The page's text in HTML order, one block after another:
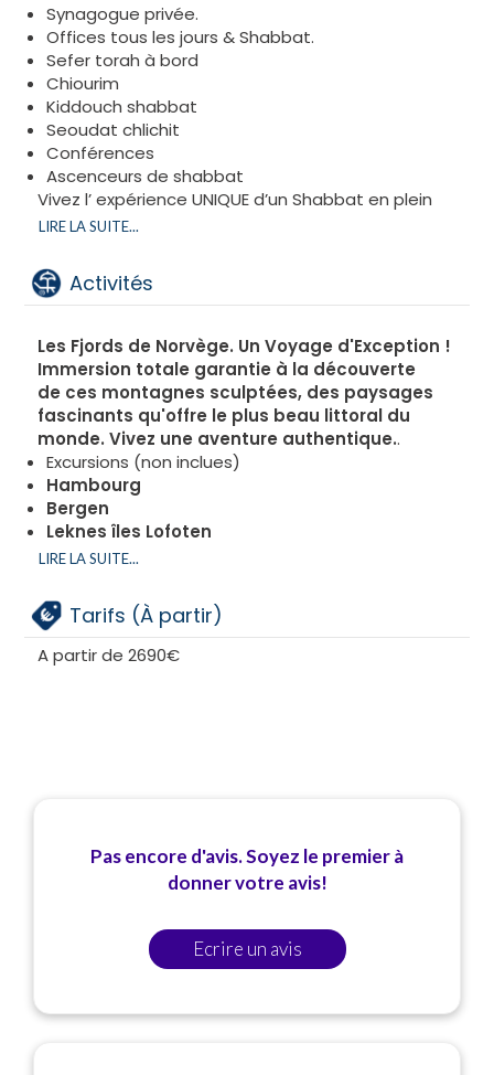
Synagogue privée.
Offices tous les jours & Shabbat.
Sefer torah à bord
Chiourim
Kiddouch shabbat
Seoudat chlichit
Conférences
Ascenceurs de shabbat
Vivez l’ expérience UNIQUE d’un Shabbat en plein
océan.
passagers venants du monde entier.
LIRE LA SUITE...
Activités
Les Fjords de Norvège. Un Voyage d'Exception !
Immersion totale garantie à la découverte
de ces montagnes sculptées, des paysages
fascinants qu'offre le plus beau littoral du
monde. Vivez une aventure authentique..
Excursions (non inclues)
Hambourg
Bergen
Leknes îles Lofoten
Tromso
Alesund
Vik
Sogn
LIRE LA SUITE...
Tarifs (À partir)
A partir de 2690€
Pas encore d'avis. Soyez le premier à
donner votre avis!
Ecrire un avis